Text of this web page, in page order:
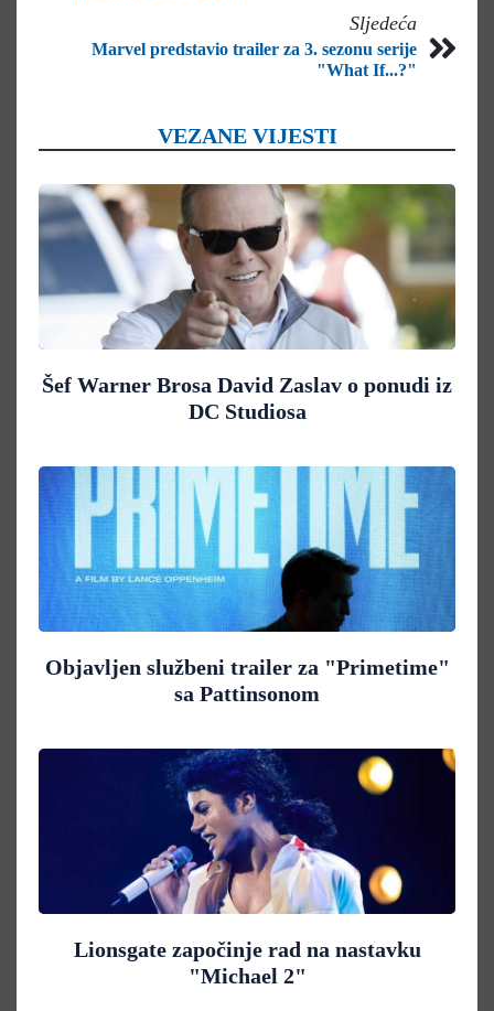
Sljedeća
Marvel predstavio trailer za 3. sezonu serije
"What If...?"
VEZANE VIJESTI
Šef Warner Brosa David Zaslav o ponudi iz
DC Studiosa
Objavljen službeni trailer za "Primetime"
sa Pattinsonom
Lionsgate započinje rad na nastavku
"Michael 2"